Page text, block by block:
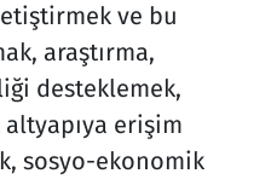
ve bu
araştırma,
desteklemek,
erişim
sosyo-ekonomik